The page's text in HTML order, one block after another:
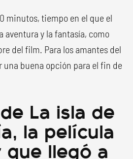
minutos, tiempo en el que el
aventura y la fantasía, como
del film. Para los amantes del
una buena opción para el fin de
La isla de
la película
llegó a